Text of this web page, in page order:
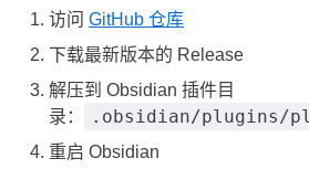
访问 GitHub 仓库
下载最新版本的 Release
解压到 Obsidian 插件目
录：
.obsidian/plugins/
重启 Obsidian